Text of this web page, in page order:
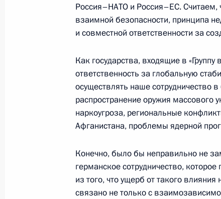
Выступление на церемонии
30 сентября 2008 года, вторник
Беседа Руководителя
Нарышкина с журналистами после
30 сентября 2008 года, 18:00 Москва,
Россия–НАТО и Россия–ЕС. Считаем,
взаимной безопасности, принципа
и совместной ответственности за
Как государства, входящие в
ответственность за глобальную
осуществлять наше сотрудничество
распространение оружия массового
наркоугроза, региональные
Афганистана, проблемы ядерной
Конечно, было бы неправильно не
германское сотрудничество,
из того, что ущерб от такого
связано не только с